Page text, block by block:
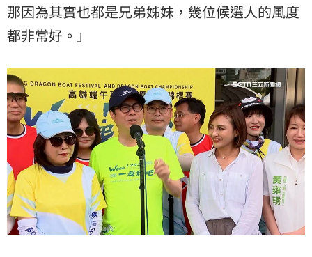
那因為其實也都是兄弟姊妹，幾位候選人的風度
都非常好。」